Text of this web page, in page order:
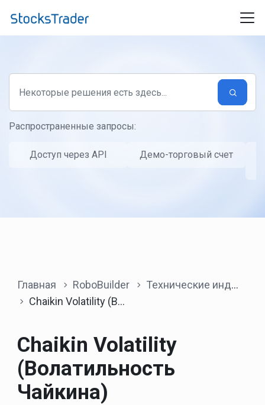
Распространенные запросы:
Доступ через API
Демо-торговый счет
Главная RoboBuilder
Технические индикаторы
Chaikin Volatility (Волатильность Чайкина)
Chaikin Volatility
(Волатильность
Чайкина)